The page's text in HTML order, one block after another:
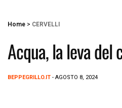
Home > CERVELLI
Acqua, la leva del
BEPPEGRILLO.IT - AGOSTO 8, 2024